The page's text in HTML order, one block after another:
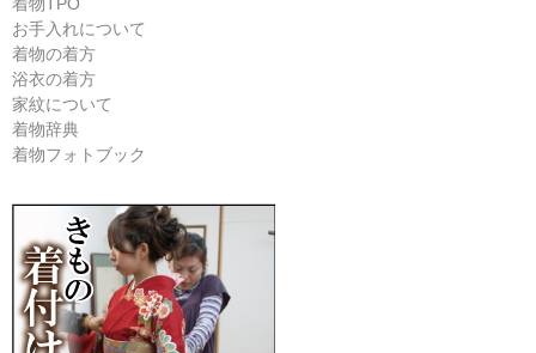
お手入れについて
着物の着方
浴衣の着方
家紋について
着物辞典
着物フォトブック